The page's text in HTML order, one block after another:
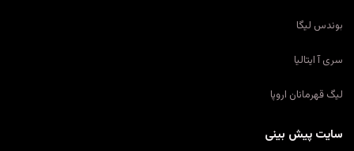
بوندس لیگا
سری آ ایتالیا
لیگ قهرمانان اروپا
سایت پیش بینی